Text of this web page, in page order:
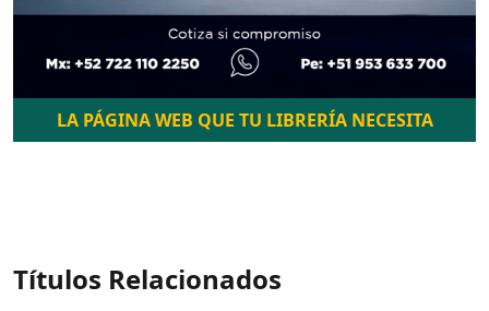
LA PÁGINA WEB QUE TU LIBRERÍA NECESITA
Títulos Relacionados